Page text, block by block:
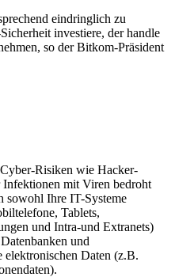
eindringlich zu
investiere, der handle
so der Bitkom-Präsident
Risiken wie Hacker-
mit Viren bedroht
sowohl Ihre IT-Systeme
Tablets,
und Intra-und Extranets)
und
elektronischen Daten (z.B.